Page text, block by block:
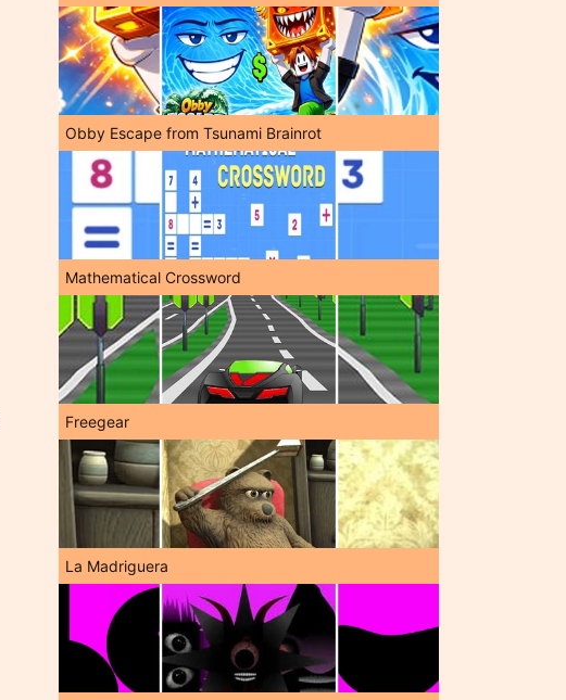
Obby Escape from Tsunami Brainrot
Mathematical Crossword
Freegear
La Madriguera